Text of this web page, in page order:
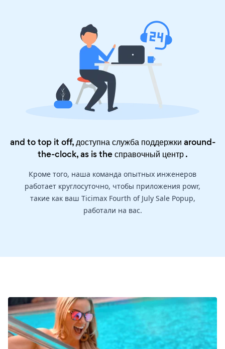
and to top it off, доступна служба поддержки around-
the-clock, as is theсправочный центр.
Кроме того, наша команда опытных инженеров
работает круглосуточно, чтобы приложения powr,
такие как ваш Ticimax Fourth of July Sale Popup,
работали на вас.